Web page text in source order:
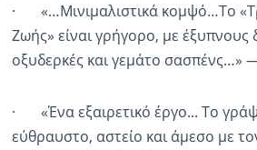
· «…Μινιμαλιστικά κομψό…Το
Ζωής» είναι γρήγορο, με έξυπνους
οξυδερκές και γεμάτο σασπένς…»
· «Ένα εξαιρετικό έργο... Το
εύθραυστο, αστείο και άμεσο με